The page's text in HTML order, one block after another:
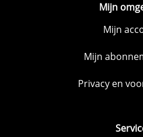
Mijn
Mijn
Mijn
Privacy en